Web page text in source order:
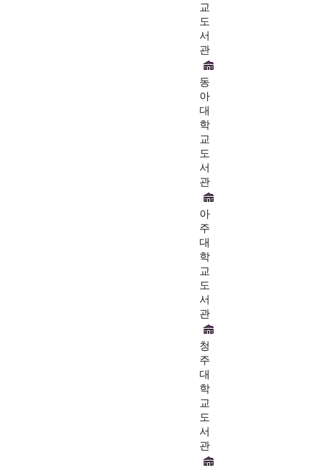
교
도
서
관
동
아
대
학
교
도
서
관
아
주
대
학
교
도
서
관
청
주
대
학
교
도
서
관